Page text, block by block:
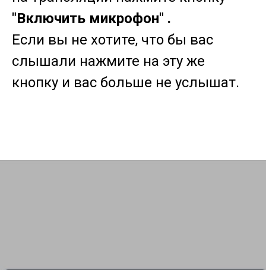
"Включить микрофон" .
Если вы не хотите, что бы вас
слышали нажмите на эту же
кнопку и вас больше не услышат.